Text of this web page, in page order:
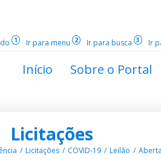
1 Ir para menu 2 Ir para busca 3 Ir
Início Sobre o Portal
Licitações
Licitações COVID-19 Leilão Aberta